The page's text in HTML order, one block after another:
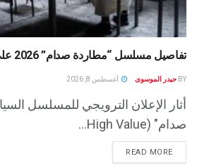
تفاصيل مسلسل “مطاردة صدام” 2026 على شبكة TNT “فيديو”
BY حيدر الموسوى أغسطس 8, 2026
أثار الإعلان الترويجي للمسلسل
صدام" (High Value...
READ MORE